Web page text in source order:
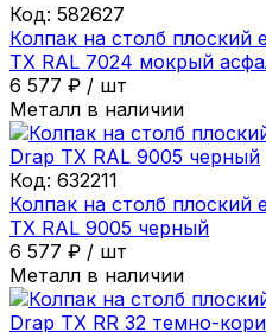
Код: 582627
Колпак на столб плоский
ТХ RAL 7024 мокрый
6 577 ₽ / шт
Металл в наличии
Код: 632211
Колпак на столб плоский
ТХ RAL 9005 черный
6 577 ₽ / шт
Металл в наличии